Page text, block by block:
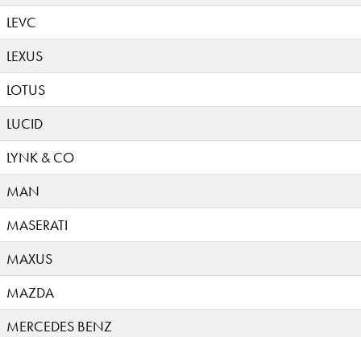
LEVC
LEXUS
LOTUS
LUCID
LYNK & CO
MAN
MASERATI
MAXUS
MAZDA
MERCEDES BENZ